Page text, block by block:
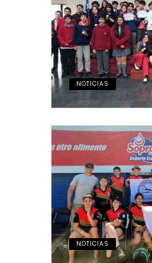
NOTICIAS
NOTICIAS